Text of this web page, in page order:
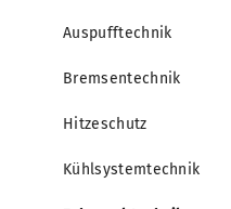
Auspufftechnik
Bremsentechnik
Hitzeschutz
Kühlsystemtechnik